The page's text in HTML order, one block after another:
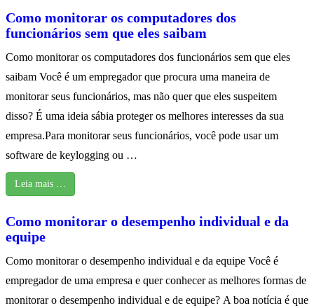
Como monitorar os computadores dos
funcionários sem que eles saibam
Como monitorar os computadores dos funcionários sem que eles
saibam Você é um empregador que procura uma maneira de
monitorar seus funcionários, mas não quer que eles suspeitem
disso? É uma ideia sábia proteger os melhores interesses da sua
empresa.Para monitorar seus funcionários, você pode usar um
software de keylogging ou …
Leia mais …
Como monitorar o desempenho individual e da
equipe
Como monitorar o desempenho individual e da equipe Você é
empregador de uma empresa e quer conhecer as melhores formas de
monitorar o desempenho individual e de equipe? A boa notícia é que